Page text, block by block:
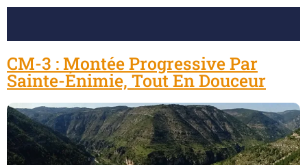
CM-3 : Montée Progressive Par
Sainte-Énimie, Tout En Douceur